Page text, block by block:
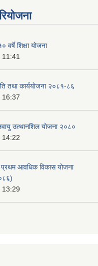
वर्षे शिक्षा योजना
तथा कार्ययाेजना २०८१-८६
16:37
उत्थानशिल योजना २०८०
14:22
प्रथम आवधिक विकास योजना
13:29